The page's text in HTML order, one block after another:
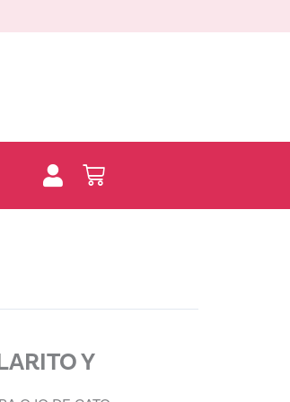
Carrito
Y